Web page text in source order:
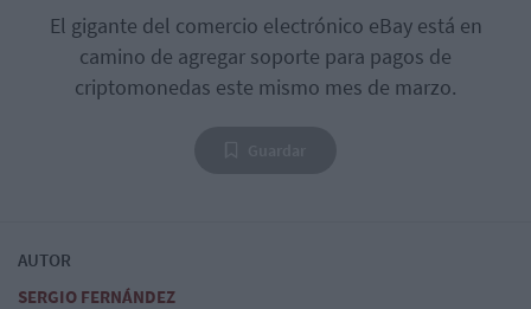
El gigante del comercio electrónico eBay está en
camino de agregar soporte para pagos de
criptomonedas este mismo mes de marzo.
AUTOR
SERGIO FERNÁNDEZ